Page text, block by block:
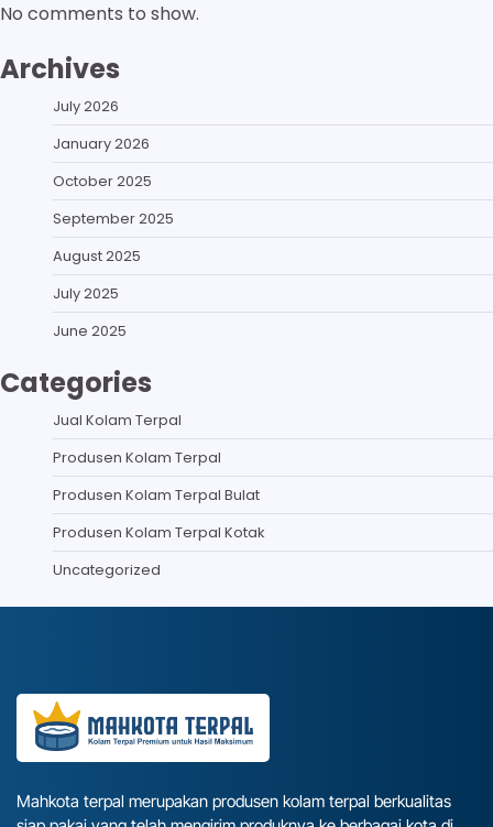
No comments to show.
Archives
July 2026
January 2026
October 2025
September 2025
August 2025
July 2025
June 2025
Categories
Jual Kolam Terpal
Produsen Kolam Terpal
Produsen Kolam Terpal Bulat
Produsen Kolam Terpal Kotak
Uncategorized
Mahkota terpal merupakan produsen kolam terpal berkualitas